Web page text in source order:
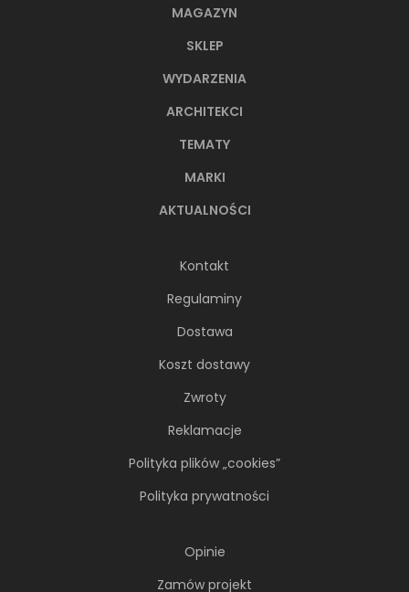
MAGAZYN
SKLEP
WYDARZENIA
ARCHITEKCI
TEMATY
MARKI
AKTUALNOŚCI
Kontakt
Regulaminy
Dostawa
Koszt dostawy
Zwroty
Reklamacje
Polityka plików „cookies”
Polityka prywatności
Opinie
Zamów projekt